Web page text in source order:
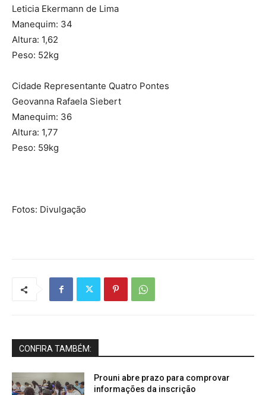
Leticia Ekermann de Lima
Manequim: 34
Altura: 1,62
Peso: 52kg
Cidade Representante Quatro Pontes
Geovanna Rafaela Siebert
Manequim: 36
Altura: 1,77
Peso: 59kg
Fotos: Divulgação
CONFIRA TAMBÉM:
Prouni abre prazo para comprovar
informações da inscrição